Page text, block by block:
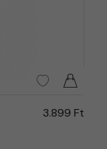
3.899 Ft